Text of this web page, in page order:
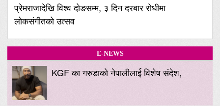
प्रेमराजादेखि विश्व दोङसम्म, ३ दिन दरबार रोधीमा
लोकसंगीतको उत्सव
E-NEWS
KGF का गरुडाको नेपालीलाई विशेष संदेश,